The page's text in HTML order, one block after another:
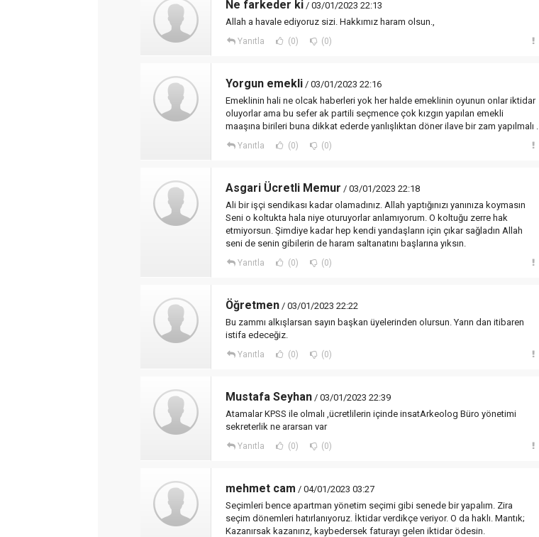
Ne farkeder ki / 03/01/2023 22:13
Allah a havale ediyoruz sizi. Hakkımız haram olsun.,
Yanıtla (0) (0)
Yorgun emekli / 03/01/2023 22:16
Emeklinin hali ne olcak haberleri yok her halde emeklinin oyunun onlar iktidar
oluyorlar ama bu sefer ak partili seçmence çok kızgın yapılan emekli
maaşına birileri buna dikkat ederde yanlışlıktan döner ilave bir zam yapılmalı .
Yanıtla (0) (0)
Asgari Ücretli Memur / 03/01/2023 22:18
Ali bir işçi sendikası kadar olamadınız. Allah yaptığınızı yanınıza koymasın
Seni o koltukta hala niye oturuyorlar anlamıyorum. O koltuğu zerre hak
etmiyorsun. Şimdiye kadar hep kendi yandaşların için çıkar sağladın Allah
seni de senin gibilerin de haram saltanatını başlarına yıksın.
Yanıtla (0) (0)
Öğretmen / 03/01/2023 22:22
Bu zammı alkışlarsan sayın başkan üyelerinden olursun. Yarın dan itibaren
istifa edeceğiz.
Yanıtla (0) (0)
Mustafa Seyhan / 03/01/2023 22:39
Atamalar KPSS ile olmalı ,ücretlilerin içinde insatArkeolog Büro yönetimi
sekreterlik ne ararsan var
Yanıtla (0) (0)
mehmet cam / 04/01/2023 03:27
Seçimleri bence apartman yönetim seçimi gibi senede bir yapalım. Zira
seçim dönemleri hatırlanıyoruz. İktidar verdikçe veriyor. O da haklı. Mantık;
Kazanırsak kazanırız, kaybedersek faturayı gelen iktidar ödesin.